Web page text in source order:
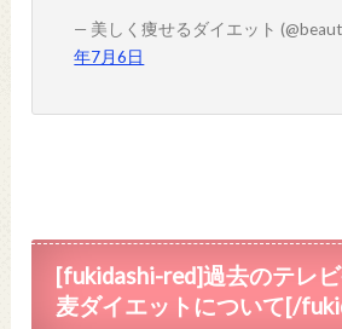
— 美しく痩せるダイエット
年7月6日
[fukidashi-red]過去のテレ
麦ダイエットについて[/